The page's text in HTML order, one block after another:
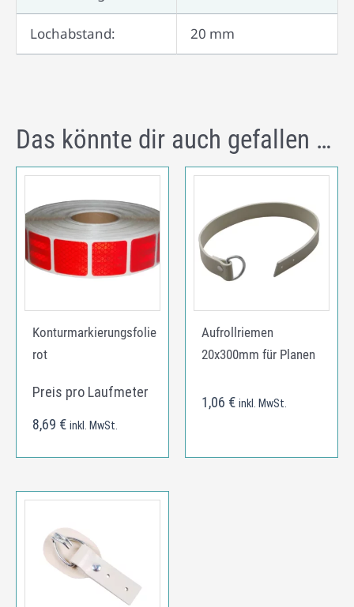
Lochabstand: 20 mm
Das könnte dir auch gefallen …
Konturmarkierungsfolie
rot
Preis pro Laufmeter
8,69 € inkl. MwSt.
Aufrollriemen
20x300mm für Planen
1,06 € inkl. MwSt.